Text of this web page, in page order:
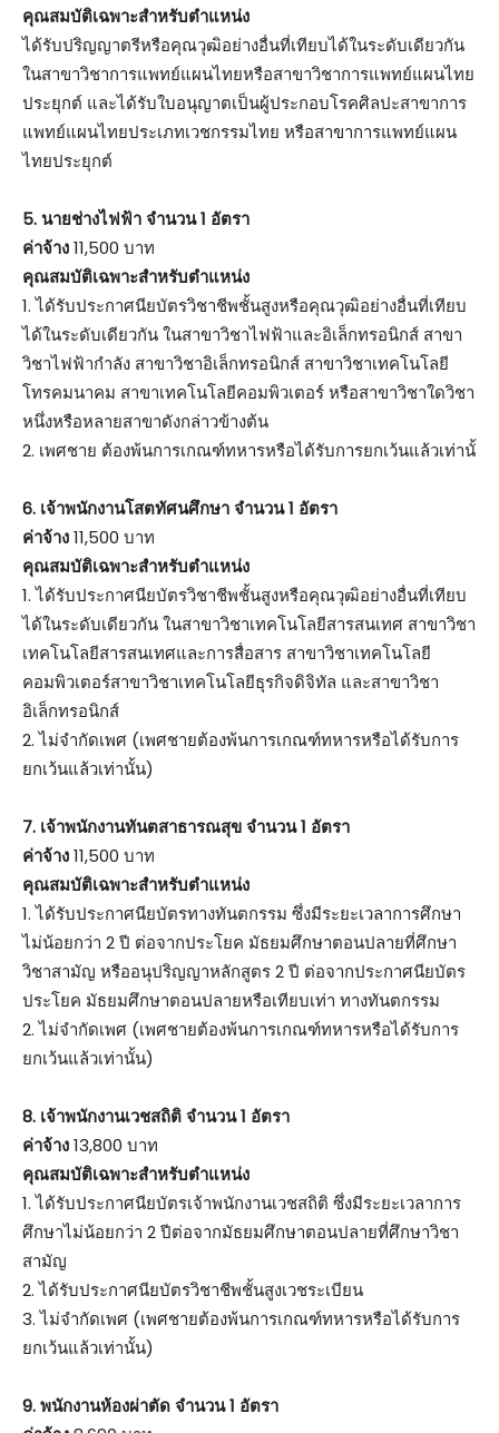
คุณสมบัติเฉพาะสำหรับตำแหน่ง
ได้รับปริญญาตรีหรือคุณวุฒิอย่างอื่นที่เทียบได้ในระดับเดียวกัน
ในสาขาวิชาการแพทย์แผนไทยหรือสาขาวิชาการแพทย์แผนไทย
ประยุกต์ และได้รับใบอนุญาตเป็นผู้ประกอบโรคศิลปะสาขาการ
แพทย์แผนไทยประเภทเวชกรรมไทย หรือสาขาการแพทย์แผน
ไทยประยุกต์
5. นายช่างไฟฟ้า จำนวน 1 อัตรา
ค่าจ้าง11,500 บาท
คุณสมบัติเฉพาะสำหรับตำแหน่ง
1. ได้รับประกาศนียบัตรวิชาชีพชั้นสูงหรือคุณวุฒิอย่างอื่นที่เทียบ
ได้ในระดับเดียวกัน ในสาขาวิชาไฟฟ้าและอิเล็กทรอนิกส์ สาขา
วิชาไฟฟ้ากำลัง สาขาวิชาอิเล็กทรอนิกส์ สาขาวิชาเทคโนโลยี
โทรคมนาคม สาขาเทคโนโลยีคอมพิวเตอร์ หรือสาขาวิชาใดวิชา
หนึ่งหรือหลายสาขาดังกล่าวข้างต้น
2. เพศชาย ต้องพ้นการเกณฑ์ทหารหรือได้รับการยกเว้นแล้วเท่านั้
6. เจ้าพนักงานโสตทัศนศึกษา จำนวน 1 อัตรา
ค่าจ้าง11,500 บาท
คุณสมบัติเฉพาะสำหรับตำแหน่ง
1. ได้รับประกาศนียบัตรวิชาชีพชั้นสูงหรือคุณวุฒิอย่างอื่นที่เทียบ
ได้ในระดับเดียวกัน ในสาขาวิชาเทคโนโลยีสารสนเทศ สาขาวิชา
เทคโนโลยีสารสนเทศและการสื่อสาร สาขาวิชาเทคโนโลยี
คอมพิวเตอร์สาขาวิชาเทคโนโลยีธุรกิจดิจิทัล และสาขาวิชา
อิเล็กทรอนิกส์
2. ไม่จำกัดเพศ (เพศชายต้องพ้นการเกณฑ์ทหารหรือได้รับการ
ยกเว้นแล้วเท่านั้น)
7. เจ้าพนักงานทันตสาธารณสุข จำนวน 1 อัตรา
ค่าจ้าง11,500 บาท
คุณสมบัติเฉพาะสำหรับตำแหน่ง
1. ได้รับประกาศนียบัตรทางทันตกรรม ซึ่งมีระยะเวลาการศึกษา
ไม่น้อยกว่า 2 ปี ต่อจากประโยค มัธยมศึกษาตอนปลายที่ศึกษา
วิชาสามัญ หรืออนุปริญญาหลักสูตร 2 ปี ต่อจากประกาศนียบัตร
ประโยค มัธยมศึกษาตอนปลายหรือเทียบเท่า ทางทันตกรรม
2. ไม่จำกัดเพศ (เพศชายต้องพ้นการเกณฑ์ทหารหรือได้รับการ
ยกเว้นแล้วเท่านั้น)
8. เจ้าพนักงานเวชสถิติ จำนวน 1 อัตรา
ค่าจ้าง13,800 บาท
คุณสมบัติเฉพาะสำหรับตำแหน่ง
1. ได้รับประกาศนียบัตรเจ้าพนักงานเวชสถิติ ซึ่งมีระยะเวลาการ
ศึกษาไม่น้อยกว่า 2 ปีต่อจากมัธยมศึกษาตอนปลายที่ศึกษาวิชา
สามัญ
2. ได้รับประกาศนียบัตรวิชาชีพชั้นสูงเวชระเบียน
3. ไม่จำกัดเพศ (เพศชายต้องพ้นการเกณฑ์ทหารหรือได้รับการ
ยกเว้นแล้วเท่านั้น)
9. พนักงานห้องผ่าตัด จำนวน 1 อัตรา